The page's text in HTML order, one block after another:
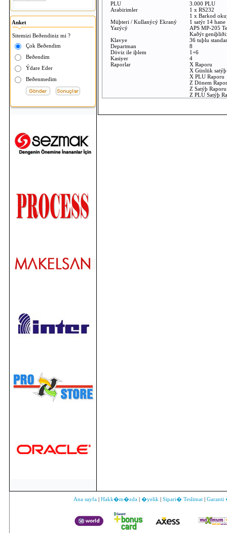
Bluetooth Serial Adapter
Fiyat Sorunuz
Fiyat Sorunuz
Fiyat Sorunuz
Sharp ER-A495 T
Fiyat Sorunuz
Symbol MC3090-G
Fiyat Sorunuz
Anket
Sitemizi Beðendiniz mi ?
Çok Beðendim
Beðendim
Ýdare Eder
Beðenmedim
PLU
3.000 PLU
Arabirimler
1 x RS232
1 x Barkod
Müþteri / Kullanýcý Ekraný
1 satýr 14
Yazýcý
APS MP-205
Kaðýt
Klavye
36 tuþlu
Departman
8
Döviz ile iþlem
1+6
Kasiyer
4
Raporlar
X Raporu
X Günlük
X PLU Raporu
Z Dönem
Z Satýþ Raporu
Z PLU Satýþ
Ana sayfa | Hakk�m�zda | �yelik | Sipari� Teslimat | Garanti